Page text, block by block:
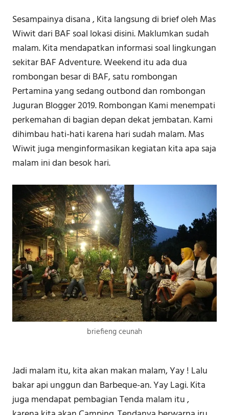
Sesampainya disana , Kita langsung di brief oleh Mas
Wiwit dari BAF soal lokasi disini. Maklumkan sudah
malam. Kita mendapatkan informasi soal lingkungan
sekitar BAF Adventure. Weekend itu ada dua
rombongan besar di BAF, satu rombongan
Pertamina yang sedang outbond dan rombongan
Juguran Blogger 2019. Rombongan Kami menempati
perkemahan di bagian depan dekat jembatan. Kami
dihimbau hati-hati karena hari sudah malam. Mas
Wiwit juga menginformasikan kegiatan kita apa saja
malam ini dan besok hari.
briefieng ceunah
Jadi malam itu, kita akan makan malam, Yay ! Lalu
bakar api unggun dan Barbeque-an. Yay Lagi. Kita
juga mendapat pembagian Tenda malam itu ,